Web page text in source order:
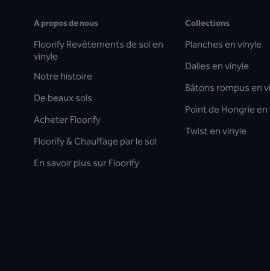
A propos de nous
Floorify Revêtements de sol en
vinyle
Notre histoire
De beaux sols
Acheter Floorify
Floorify & Chauffage par le sol
En savoir plus sur Floorify
Collections
Planches en vinyle
Dalles en vinyle
Bâtons rompus en
Point de Hongrie en
Twist en vinyle